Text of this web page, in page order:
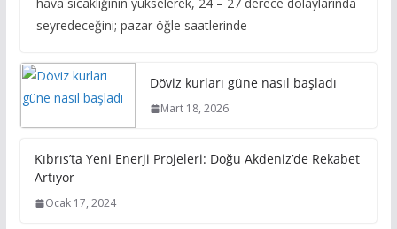
seyredeceğini; pazar öğle saatlerinde
Döviz kurları güne nasıl başladı
Mart 18, 2026
Kıbrıs’ta Yeni Enerji Projeleri: Doğu Akdeniz’de Rekabet
Artıyor
Ocak 17, 2024